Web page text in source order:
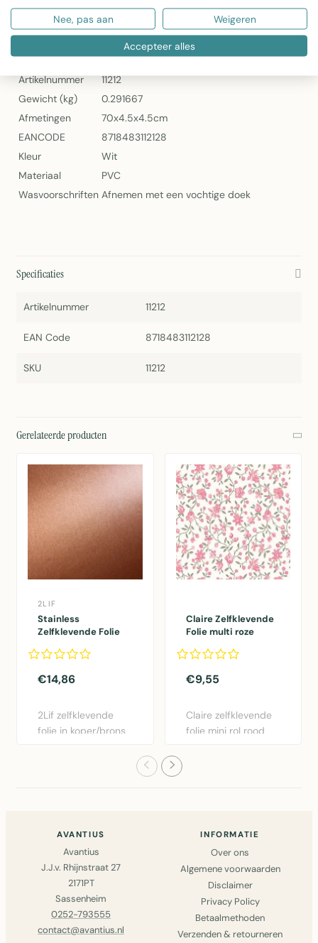
2Lif Ash Wood Zelfklevende Folie Mini Rol Zand
Artikelnummer
11212
Gewicht (kg)
0.291667
Afmetingen
70x4.5x4.5cm
EANCODE
8718483112128
Kleur
Wit
Materiaal
PVC
Wasvoorschriften Afnemen met een vochtige doek
Specificaties
Artikelnummer 11212
EAN Code 8718483112128
SKU 11212
Gerelateerde producten
2LIF
Stainless
Zelfklevende Folie
45cmx1,5mtr
€14,86
2Lif zelfklevende
folie in koper/brons
Claire Zelfklevende
Folie multi roze
€9,55
Claire zelfklevende
folie mini rol rood
AVANTIUS
Avantius
J.J.v. Rhijnstraat 27
2171PT
Sassenheim
0252-793555
contact@avantius.nl
INFORMATIE
Over ons
Algemene voorwaarden
Disclaimer
Privacy Policy
Betaalmethoden
Verzenden & retourneren
Nee, pas aan Weigeren
Accepteer alles